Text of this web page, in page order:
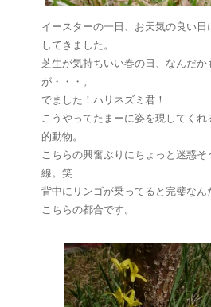
イースターの一日、お天気の良い
してきました。
芝生が気持ちいい春の日、なんだか
が・・・。
でました！ハリネズミ君！
こうやってたまーに姿を現してくれ
的動物。
こちらの興奮ぶりにちょっと迷惑そ
線。笑
背中にリンゴが乗ってると完璧なん
こちらの都合です。